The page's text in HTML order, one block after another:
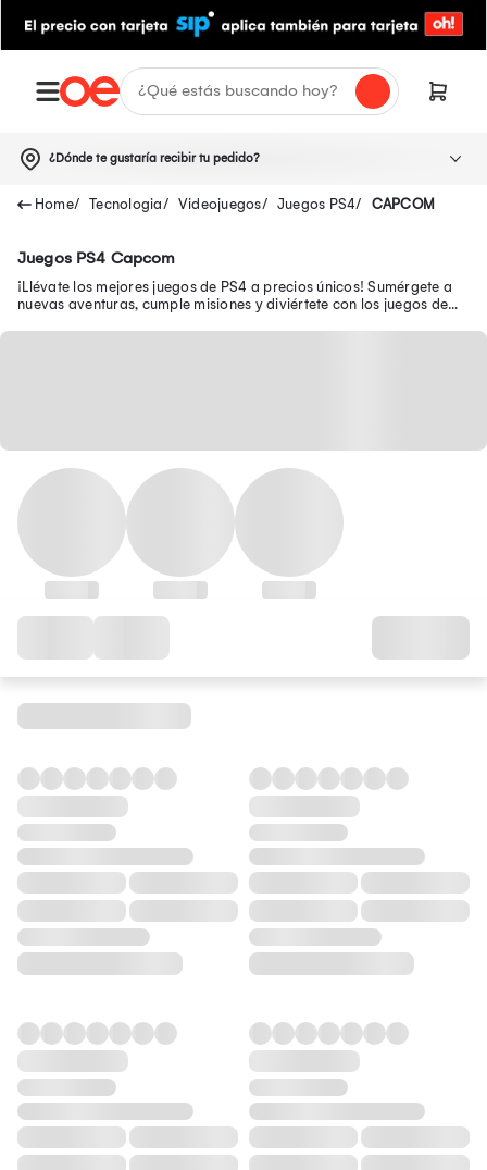
¿Dónde te gustaría recibir tu pedido?
Tecnologia Videojuegos Juegos PS4 CAPCOM
Juegos PS4 Capcom
¡Llévate los mejores juegos de PS4 a precios únicos! Sumérgete a
nuevas aventuras, cumple misiones y diviértete con los juegos de